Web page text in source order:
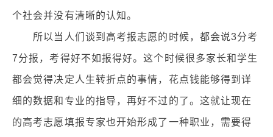
个社会并没有清晰的认知。
所以当人们谈到高考报志愿的时候，都会说3分考
7分报，考得好不如报得好。这个时候很多家长和学生
都会觉得决定人生转折点的事情，花点钱能够得到详
细的数据和专业的指导，再好不过的了。这就让现在
的高考志愿填报专家也开始形成了一种职业，需要得